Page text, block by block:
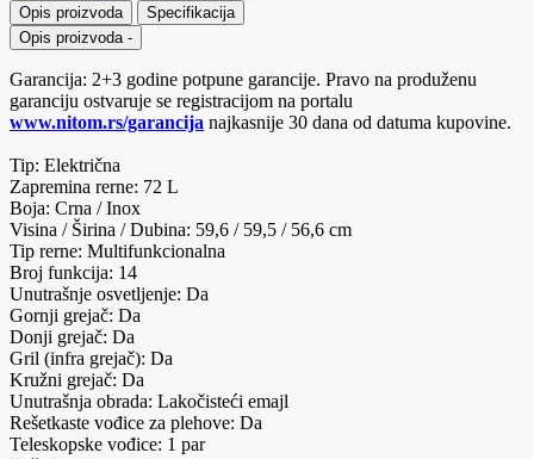
Opis proizvoda
Specifikacija
Opis proizvoda -
Garancija: 2+3 godine potpune garancije. Pravo na produženu
garanciju ostvaruje se registracijom na portalu
www.nitom.rs/garancija najkasnije 30 dana od datuma kupovine.
Tip: Električna
Zapremina rerne: 72 L
Boja: Crna / Inox
Visina / Širina / Dubina: 59,6 / 59,5 / 56,6 cm
Tip rerne: Multifunkcionalna
Broj funkcija: 14
Unutrašnje osvetljenje: Da
Gornji grejač: Da
Donji grejač: Da
Gril (infra grejač): Da
Kružni grejač: Da
Unutrašnja obrada: Lakočisteći emajl
Rešetkaste vođice za plehove: Da
Teleskopske vođice: 1 par